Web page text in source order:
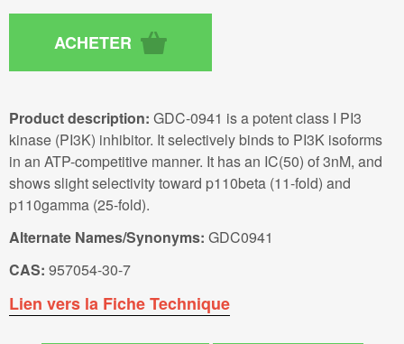
Product description: GDC-0941 is a potent class I PI3
kinase (PI3K) inhibitor. It selectively binds to PI3K isoforms
in an ATP-competitive manner. It has an IC(50) of 3nM, and
shows slight selectivity toward p110beta (11-fold) and
p110gamma (25-fold).
Alternate Names/Synonyms: GDC0941
CAS: 957054-30-7
Lien vers la Fiche Technique